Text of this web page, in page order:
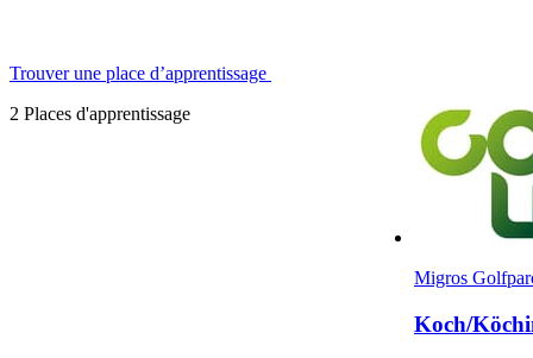
Trouver une place d’apprentissage
2 Places d'apprentissage
Migros
Koch/​